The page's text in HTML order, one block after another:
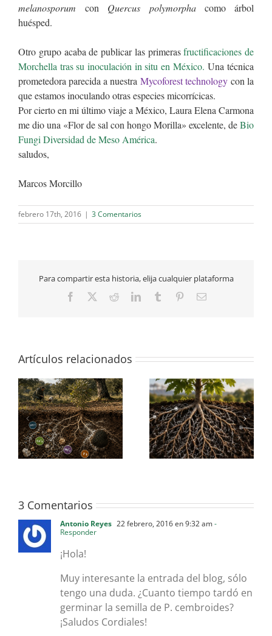
melanosporum con Quercus polymorphacomo árbol
huésped.
Otro grupo acaba de publicar las primerasfructificaciones de
Morchella tras su inoculación in situ en México. Una técnica
prometedora parecida a nuestra Mycoforest technology con la
que estamos inoculando otras especies micorrícicas.
Por cierto en mi último viaje a México, Laura Elena Carmona
me dio una «Flor de sal con hongo Morilla» excelente, deBio
Fungi Diversidad de Meso América.
saludos,
Marcos Morcillo
febrero 17th, 2016 | 3 Comentarios
Para compartir esta historia, elija cualquier plataforma
Facebook RedditLinkedInTumblr PinterestCorreo
Artículos relacionados
¿son capaces las
trufas de modificar el
suelo que les rodea?
¿en qué se parecen los
perrechicos a las
trufas?
3 Comentarios
Antonio Reyes 22 febrero, 2016 en 9:32 am-
Responder
¡Hola!
Muy interesante la entrada del blog, sólo
tengo una duda. ¿Cuanto tiempo tardó en
germinar la semilla de P. cembroides?
¡Saludos Cordiales!